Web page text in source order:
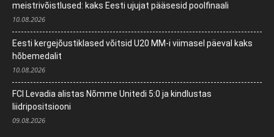
meistrivõistlused: kaks Eesti ujujat pääsesid poolfinaali
10.08.2026
Eesti kergejõustiklased võitsid U20 MM-i viimasel päeval kaks
hõbemedalit
10.08.2026
FCI Levadia alistas Nõmme Unitedi 5:0 ja kindlustas
liidripositsiooni
09.08.2026